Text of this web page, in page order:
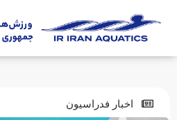
اخبار فدراسیون